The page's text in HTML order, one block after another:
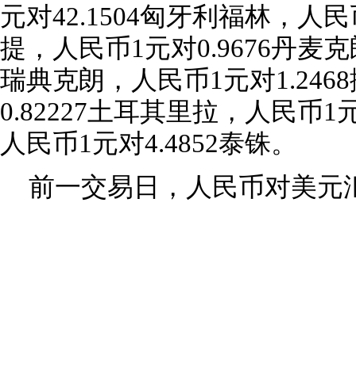
元对42.1504匈牙利福林，人
提，人民币1元对0.9676丹麦
瑞典克朗，人民币1元对
0.82227土耳其里拉，人民币1
人民币1元对4.4852泰铢。
前一交易日，人民币对美元